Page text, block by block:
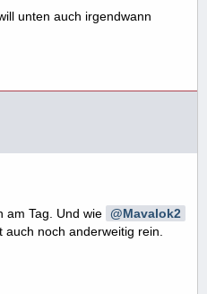
unten auch irgendwann
am Tag. Und wie
Mavalok2
auch noch anderweitig rein.